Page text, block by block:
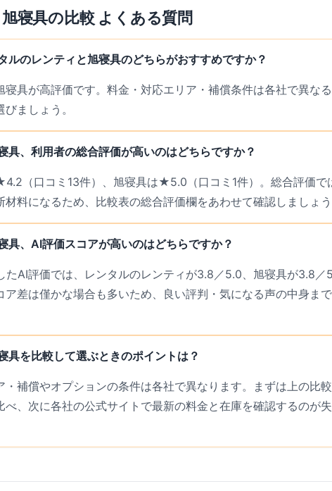
旭寝具の比較 よくある質問
ルのレンティと旭寝具のどちらがおすすめですか？
寝具が高評価です。料金・対応エリア・補償条件は各社で異な
ましょう。
具、利用者の総合評価が高いのはどちらですか？
（口コミ13件）、旭寝具は★5.0（口コミ1件）。総合評価で
料になるため、比較表の総合評価欄をあわせて確認しましょう
具、AI評価スコアが高いのはどちらですか？
たAI評価では、レンタルのレンティが3.8／5.0、旭寝具が3.8／
ア差は僅かな場合も多いため、良い評判・気になる声の中身ま
具を比較して選ぶときのポイントは？
・補償やオプションの条件は各社で異なります。まずは上の比
べ、次に各社の公式サイトで最新の料金と在庫を確認するのが